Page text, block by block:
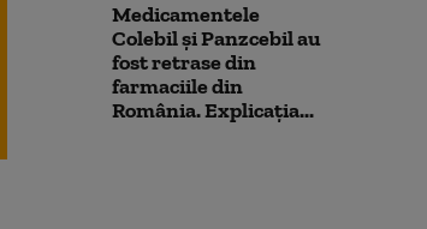
Medicamentele
Colebil și Panzcebil au
fost retrase din
farmaciile din
România. Explicația...